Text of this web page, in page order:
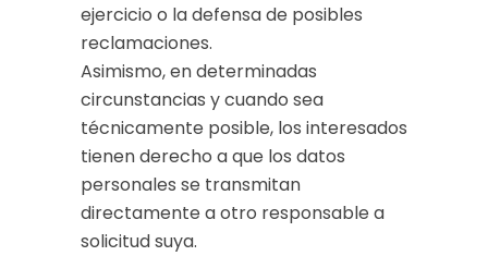
ejercicio o la defensa de posibles
reclamaciones.
Asimismo, en determinadas
circunstancias y cuando sea
técnicamente posible, los interesados
tienen derecho a que los datos
personales se transmitan
directamente a otro responsable a
solicitud suya.